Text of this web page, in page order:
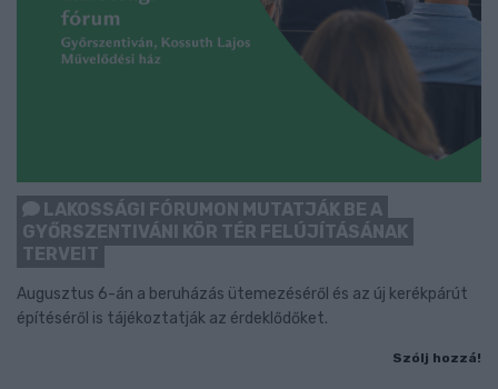
LAKOSSÁGI FÓRUMON MUTATJÁK BE A
GYŐRSZENTIVÁNI KÖR TÉR FELÚJÍTÁSÁNAK
TERVEIT
Augusztus 6-án a beruházás ütemezéséről és az új kerékpárút
építéséről is tájékoztatják az érdeklődőket.
Szólj hozzá!